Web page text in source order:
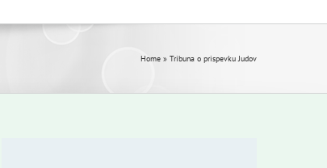
Home » Tribuna o prispevku Judov